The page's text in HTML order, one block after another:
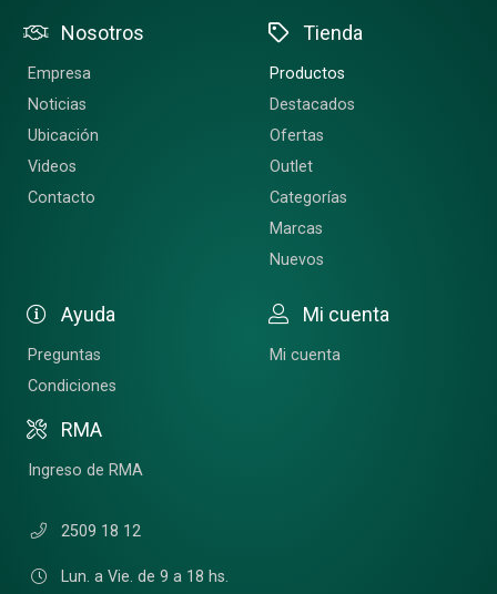
Nosotros
Empresa
Noticias
Ubicación
Videos
Contacto
Tienda
Productos
Destacados
Ofertas
Outlet
Categorías
Marcas
Nuevos
Ayuda
Preguntas
Condiciones
RMA
Ingreso de RMA
Mi cuenta
Mi cuenta
2509 18 12
Lun. a Vie. de 9 a 18 hs.